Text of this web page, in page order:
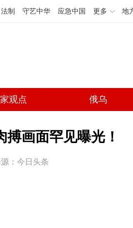
法制 守艺中华 应急中国 更多 地
观点 俄乌
画面罕见曝光！
： 今日头条